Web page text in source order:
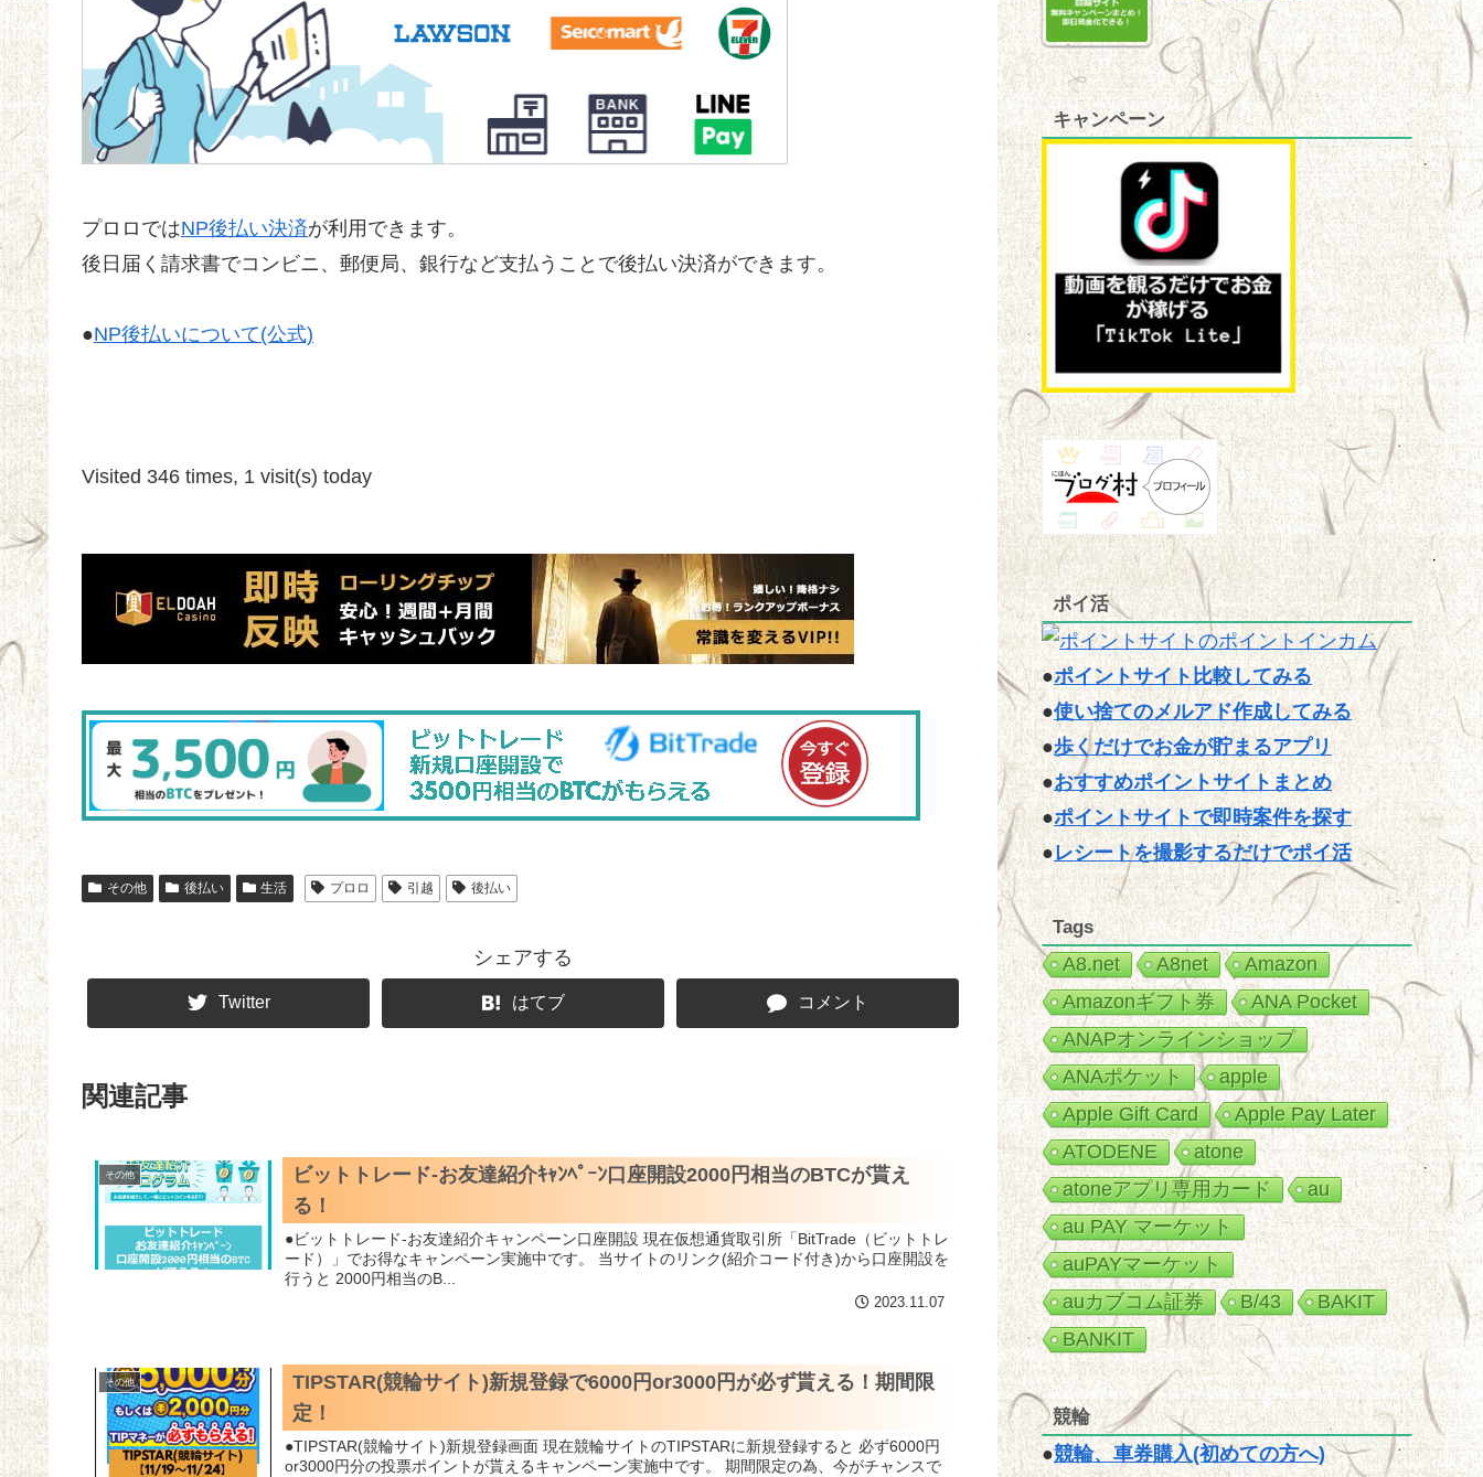
プロロではNP後払い決済が利用できます。
後日届く請求書でコンビニ、郵便局、銀行など支払うことで後払い決済ができます。
●NP後払いについて(公式)
Visited 346 times, 1 visit(s) today
その他 後払い 生活 プロロ 引越 後払い
シェアする
Twitter はてブ コメント
関連記事
その他
ビットトレード-お友達紹介ｷｬﾝﾍﾟｰﾝ口座開設2000円相当のBTCが貰え
る！
●ビットトレード-お友達紹介キャンペーン口座開設 現在仮想通貨取引所「BitTrade（ビットトレ
ード）」でお得なキャンペーン実施中です。 当サイトのリンク(紹介コード付き)から口座開設を
行うと 2000円相当のB...
2023.11.07
その他
TIPSTAR(競輪サイト)新規登録で6000円or3000円が必ず貰える！期間限
定！
●TIPSTAR(競輪サイト)新規登録画面 現在競輪サイトのTIPSTARに新規登録すると 必ず6000円
or3000円分の投票ポイントが貰えるキャンペーン実施中です。 期間限定の為、今がチャンスで
キャンペーン
ポイ活
●ポイントサイト比較してみる
●使い捨てのメルアド作成してみる
●歩くだけでお金が貯まるアプリ
●おすすめポイントサイトまとめ
●ポイントサイトで即時案件を探す
●レシートを撮影するだけでポイ活
Tags
A8.net A8net
Amazon
Amazonギフト券
ANA Pocket
ANAPオンラインショップ
ANAポケット
apple
Apple Gift Card
Apple Pay Later
ATODENE
atone
atoneアプリ専用カード
au
au PAY マーケット
auPAYマーケット
auカブコム証券
B/43
BAKIT
BANKIT
競輪
●競輪、車券購入(初めての方へ)